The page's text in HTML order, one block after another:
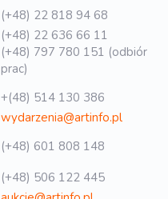
(+48) 22 818 94 68
(+48) 22 636 66 11
(+48) 797 780 151 (odbiór
prac)
+(48) 514 130 386
wydarzenia@artinfo.pl
(+48) 601 808 148
(+48) 506 122 445